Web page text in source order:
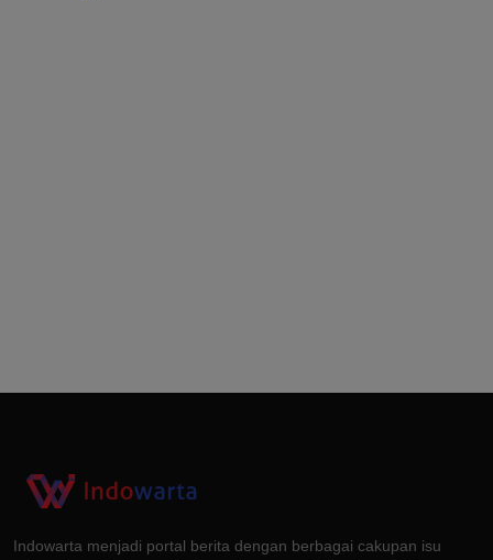
Indowarta menjadi portal berita dengan berbagai cakupan isu